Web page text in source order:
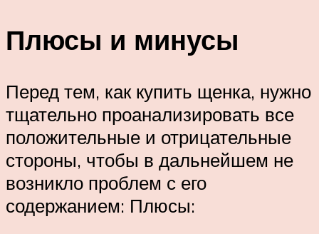
Плюсы и минусы
Перед тем, как купить щенка, нужно
тщательно проанализировать все
положительные и отрицательные
стороны, чтобы в дальнейшем не
возникло проблем с его
содержанием: Плюсы: